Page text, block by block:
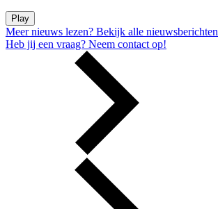
Play
Meer nieuws lezen? Bekijk alle nieuwsberichten
Heb jij een vraag? Neem contact op!